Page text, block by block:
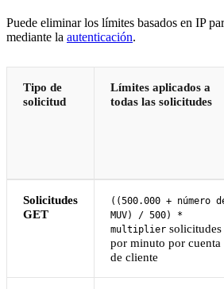
Puede eliminar los límites basados en IP
mediante la autenticación.
Tipo de
solicitud
Límites aplicados a
todas las solicitudes
Solicitudes
GET
((500.000 + número
MUV) / 500) *
multiplier solicitudes
por minuto por cuenta
de cliente